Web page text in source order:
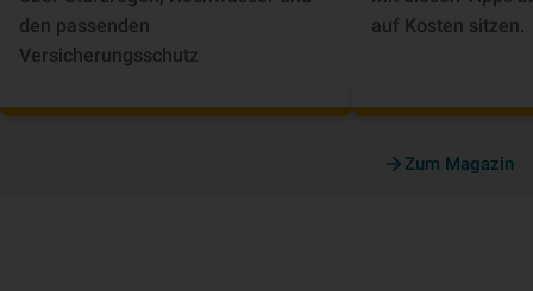
den passenden
Versicherungsschutz
auf Kosten sitzen.
Zum Magazin